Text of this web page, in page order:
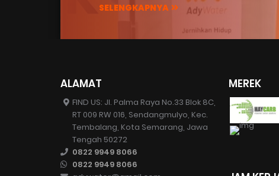
SELENGKAPNYA
ALAMAT
FIND US: Jl. Palma Raya No.33 Blok 8C,
RT 009 RW 016, Sendangmulyo, Kec.
Tembalang, Kota Semarang, Jawa
Tengah 50272
0822 9949 8066
0822 9949 8066
MEREK